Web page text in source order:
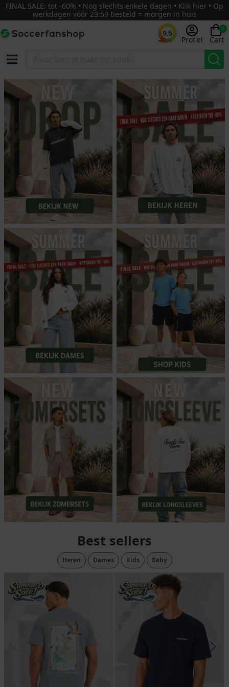
FINAL SALE: tot -60% • Nog slechts enkele dagen • Klik hier • Op
werkdagen vóór 23:59 besteld = morgen in huis
9.5
Profiel
0
Cart
Best sellers
Heren Dames Kids Baby